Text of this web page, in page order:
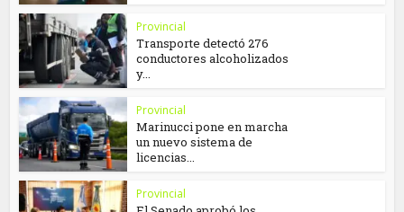
Provincial
Transporte detectó 276
conductores alcoholizados
y...
Provincial
Marinucci pone en marcha
un nuevo sistema de
licencias...
Provincial